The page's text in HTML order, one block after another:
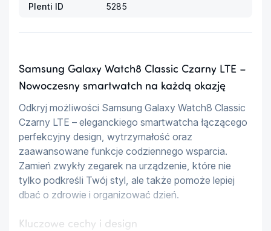
Plenti ID 5285
Samsung Galaxy Watch8 Classic Czarny LTE –
Nowoczesny smartwatch na każdą okazję
Odkryj możliwości Samsung Galaxy Watch8 Classic
Czarny LTE – eleganckiego smartwatcha łączącego
perfekcyjny design, wytrzymałość oraz
zaawansowane funkcje codziennego wsparcia.
Zamień zwykły zegarek na urządzenie, które nie
tylko podkreśli Twój styl, ale także pomoże lepiej
dbać o zdrowie i organizować dzień.
Kluczowe cechy i design